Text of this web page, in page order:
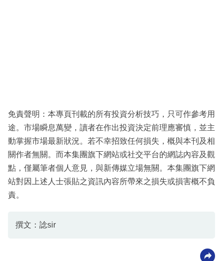
免責聲明：本專頁刊載的所有投資分析技巧，只可作參考用
途。市場瞬息萬變，讀者在作出投資決定前理應審慎，並主
動掌握市場最新狀況。若不幸招致任何損失，概與本刊及相
關作者無關。而本集團旗下網站或社交平台的網誌內容及觀
點，僅屬筆者個人意見，與新傳媒立場無關。本集團旗下網
站對因上述人士張貼之資訊內容所帶來之損失或損害概不負
責。
撰文：諗sir